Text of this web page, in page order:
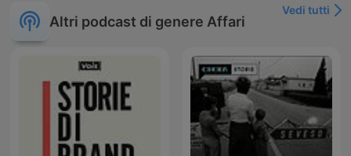
Altri podcast di genere Affari
Vedi tutti